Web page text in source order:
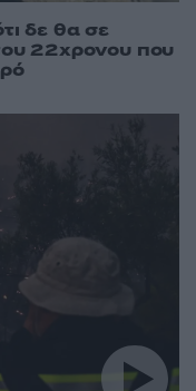
δε θα σε
22χρονου που